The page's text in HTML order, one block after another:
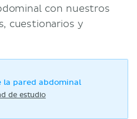
con nuestros
cuestionarios y
la pared abdominal
de estudio